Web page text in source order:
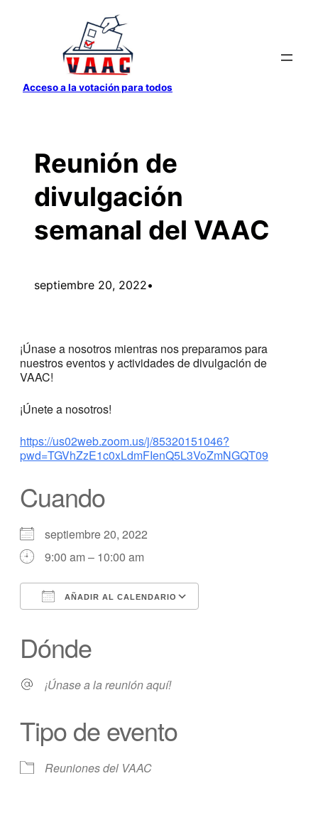
contenido
Acceso a la votación para todos
Reunión de
divulgación
semanal del VAAC
septiembre 20, 2022•
¡Únase a nosotros mientras nos preparamos para
nuestros eventos y actividades de divulgación de
VAAC!
¡Únete a nosotros!
https://us02web.zoom.us/j/85320151046?
pwd=TGVhZzE1c0xLdmFIenQ5L3VoZmNGQT09
Cuando
septiembre 20, 2022
9:00 am – 10:00 am
AÑADIR AL CALENDARIO
Dónde
¡Únase a la reunión aquí!
Tipo de evento
Reuniones del VAAC